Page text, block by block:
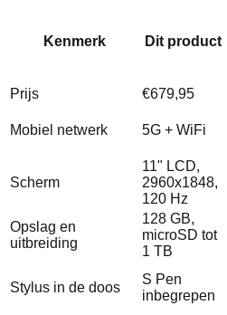
Kenmerk Dit product
Prijs
€679,95
Mobiel netwerk 5G + WiFi
Scherm
11" LCD,
2960x1848,
120 Hz
Opslag en
uitbreiding
128 GB,
microSD tot
1 TB
Stylus in de doos
S Pen
inbegrepen